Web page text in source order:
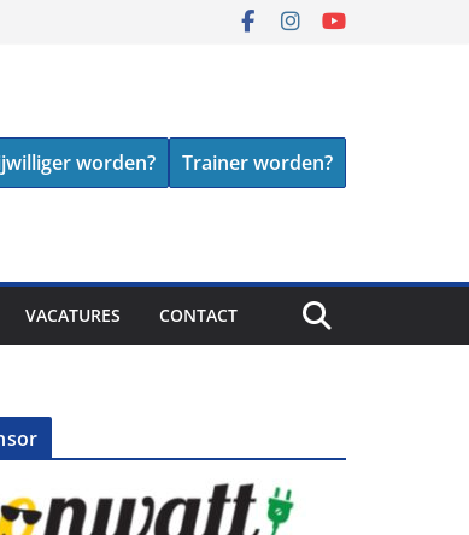
worden? Trainer worden?
VACATURES CONTACT